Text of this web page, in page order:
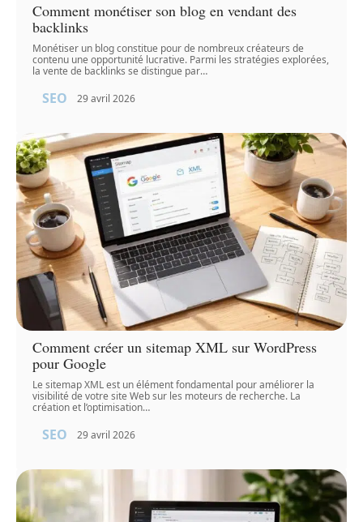
Comment monétiser son blog en vendant des
backlinks
Monétiser un blog constitue pour de nombreux créateurs de
contenu une opportunité lucrative. Parmi les stratégies explorées,
la vente de backlinks se distingue par…
SEO 29 avril 2026
Comment créer un sitemap XML sur WordPress
pour Google
Le sitemap XML est un élément fondamental pour améliorer la
visibilité de votre site Web sur les moteurs de recherche. La
création et l’optimisation…
SEO 29 avril 2026